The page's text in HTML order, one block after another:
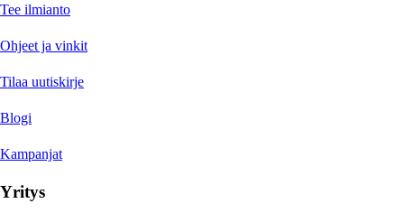
Tee ilmianto
Ohjeet ja vinkit
Tilaa uutiskirje
Blogi
Kampanjat
Yritys